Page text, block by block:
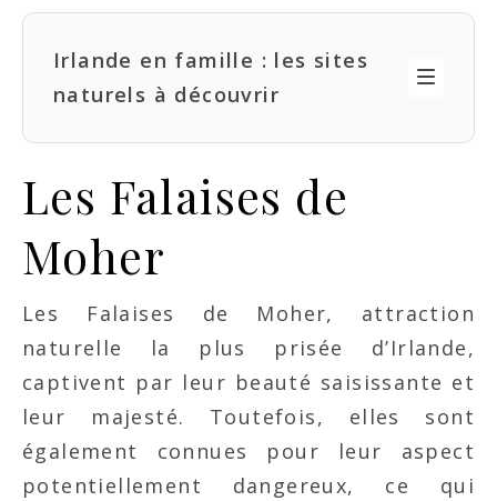
Irlande en famille : les sites
naturels à découvrir
Les Falaises de
Moher
Les Falaises de Moher, attraction
naturelle la plus prisée d’Irlande,
captivent par leur beauté saisissante et
leur majesté. Toutefois, elles sont
également connues pour leur aspect
potentiellement dangereux, ce qui